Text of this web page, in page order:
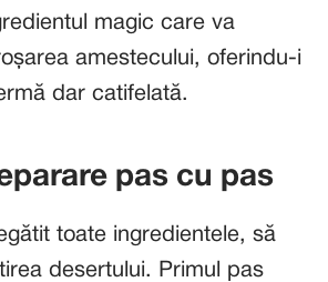
magic care va
amestecului, oferindu-i
dar catifelată.
pas cu pas
toate ingredientele, să
desertului. Primul pas